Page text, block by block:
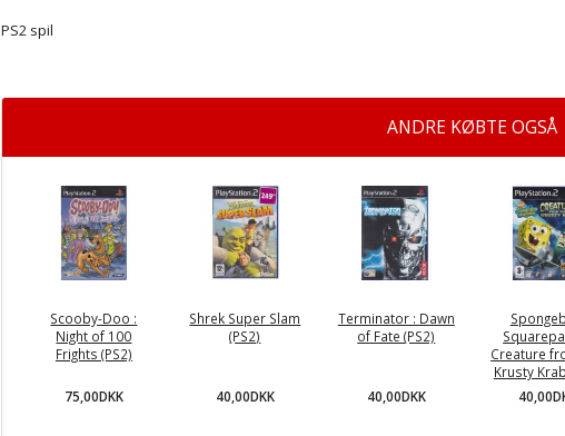
PS2 spil
ANDRE KØBTE OGSÅ
Scooby-Doo :
Night of 100
Frights (PS2)
75,00DKK
Shrek Super Slam
(PS2)
40,00DKK
Terminator : Dawn
of Fate (PS2)
40,00DKK
Creature
Krusty